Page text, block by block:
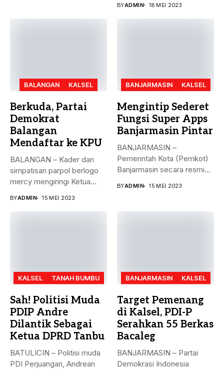
BYADMIN 18 MEI 2023
BALANGAN KALSEL
Berkuda, Partai
Demokrat
Balangan
Mendaftar ke KPU
BALANGAN – Kader dan
simpatisan parpol berlogo
mercy mengiringi Ketua
BYADMIN 15 MEI 2023
BANJARMASIN KALSEL
Mengintip Sederet
Fungsi Super Apps
Banjarmasin Pintar
BANJARMASIN –
Pemerintah Kota (Pemkot)
Banjarmasin secara resmi
BYADMIN 15 MEI 2023
KALSEL TANAH BUMBU
Sah! Politisi Muda
PDIP Andre
Dilantik Sebagai
Ketua DPRD Tanbu
BATULICIN – Politisi muda
PDI Perjuangan, Andrean
BANJARMASIN KALSEL
Target Pemenang
di Kalsel, PDI-P
Serahkan 55 Berkas
Bacaleg
BANJARMASIN – Partai
Demokrasi Indonesia